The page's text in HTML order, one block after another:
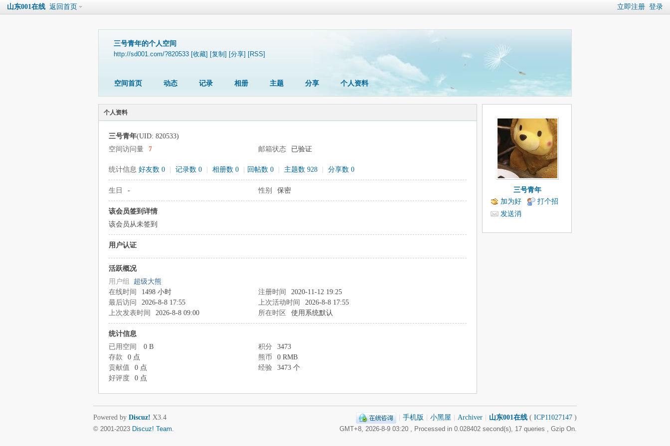
立即注册 登录
山东001在线 返回首页
三号青年的个人空间
http://sd001.com/?820533 [收藏] [复制] [分享] [RSS]
空间首页 动态 记录 相册 主题 分享 个人资料
个人资料
三号青年(UID: 820533)
空间访问量
7 邮箱状态 已验证
统计信息 好友数 0 记录数 0 相册数 0 回帖数 0 主题数 928 分享数 0
生日 - 性别 保密
该会员签到详情
该会员从未签到
用户认证
活跃概况
用户组 超级大熊
在线时间
1498 小时 注册时间
2020-11-12 19:25
最后访问
2026-8-8 17:55 上次活动时间
2026-8-8 17:55
上次发表时间
2026-8-8 09:00 所在时区 使用系统默认
统计信息
已用空间
0 B 积分
3473
存款
0 点 熊币
0 RMB
贡献值
0 点 经验
3473 个
好评度
0 点
三号青年
加为好
友
打个招
发送消
手机版 小黑屋 Archiver 山东001在线 ( ICP11027147 )
GMT+8, 2026-8-9 03:20 , Processed in 0.028402 second(s), 17 queries , Gzip On.
Powered by Discuz! X3.4
© 2001-2023 Discuz! Team.